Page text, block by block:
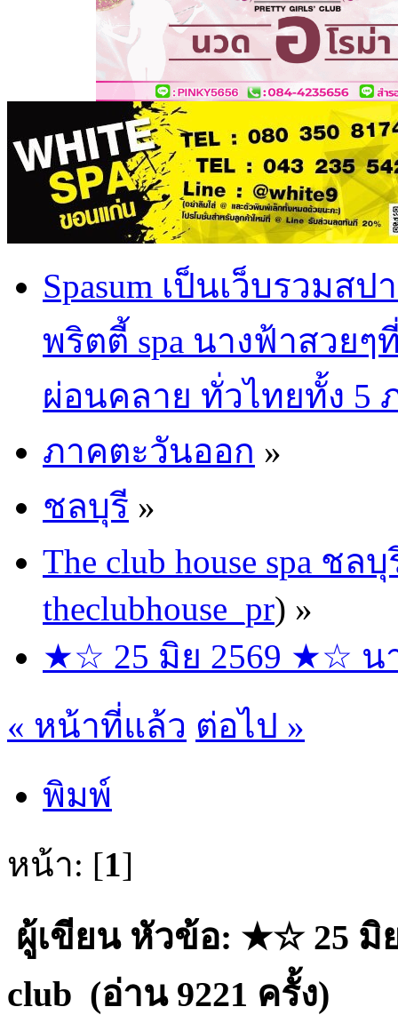
Spasum เป็นเว็บรวม
พริตตี้ spa นางฟ้าสวย
ผ่อนคลาย ทั่วไทยทั้ง 5
ภาคตะวันออก »
ชลบุรี »
The club house spa ช
theclubhouse_pr) »
★☆ 25 มิย 2569 ★☆ นา
« หน้าที่แล้ว ต่อไป »
พิมพ์
หน้า: [1]
ผู้เขียนหัวข้อ: ★☆ 25 มิย
club (อ่าน 9221 ครั้ง)